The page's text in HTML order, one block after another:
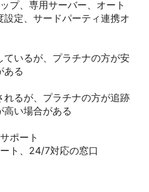
プ、専用サーバー、オート
設定、サードパーティ連携オ
ているが、プラチナの方が安
ある
れるが、プラチナの方が追跡
高い場合がある
ポート
ト、24/7対応の窓口